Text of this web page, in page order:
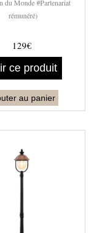
du Monde #Partenariat
rémunéré)
129€
ce produit
au panier